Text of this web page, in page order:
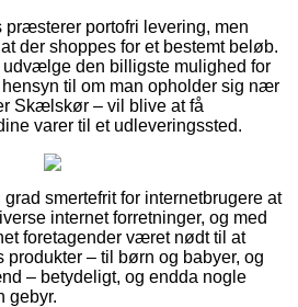
præsterer portofri levering, men
der shoppes for et bestemt beløb.
udvælge den billigste mulighed for
hensyn til om man opholder sig nær
Skælskør – vil blive at få
varer til et udleveringssted.
smertefrit for internetbrugere at
internet forretninger, og med
foretagender været nødt til at
produkter – til børn og babyer, og
– betydeligt, og endda nogle
gebyr.